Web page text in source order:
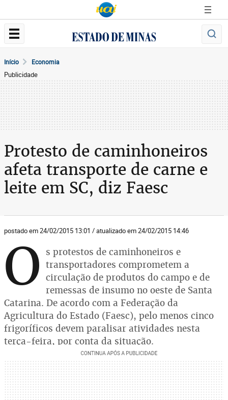
Início Economia
Publicidade
Protesto de caminhoneiros
afeta transporte de carne e
leite em SC, diz Faesc
postado em 24/02/2015 13:01 / atualizado em 24/02/2015 14:46
O
s protestos de caminhoneiros e
transportadores comprometem a
circulação de produtos do campo e de
remessas de insumo no oeste de Santa
Catarina. De acordo com a Federação da
Agricultura do Estado (Faesc), pelo menos cinco
frigoríficos devem paralisar atividades nesta
terça-feira, por conta da situação.